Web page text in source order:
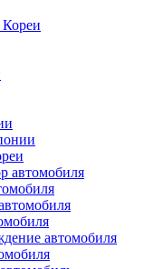
автомобиля
автомобиля